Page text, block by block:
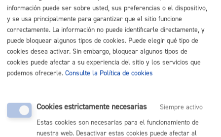
Listado completo de Trámites
Necesito apoyo social
Registro general: presentar alegaciones o recursos en un
expediente
* Online con certificado electrónico
PRESENCIAL
TELÉFONO
MÁQUINA
información puede ser sobre usted, sus preferencias o el dispositivo,
y se usa principalmente para garantizar que el sitio funcione
correctamente. La información no puede identificarle directamente, y
puede bloquear algunos tipos de cookies. Puede elegir qué tipo de
cookies desea activar. Sin embargo, bloquear algunos tipos de
cookies puede afectar a su experiencia del sitio y los servicios que
podemos ofrecerle. Consulte la Política de cookies
Cookies estrictamente necesarias
Siempre activo
Estas cookies son necesarias para el funcionamiento de
nuestra web. Desactivar estas cookies puede afectar al